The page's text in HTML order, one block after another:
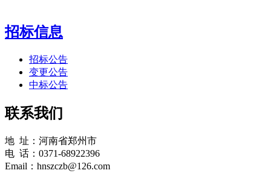
招标信息
招标公告
变更公告
中标公告
联系我们
地 址：河南省郑州市
电 话：0371-68922396
Email：hnszczb@126.com